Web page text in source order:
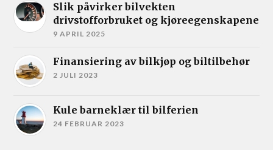
Slik påvirker bilvekten
drivstofforbruket og kjøreegenskapene
9 APRIL 2025
Finansiering av bilkjøp og biltilbehør
2 JULI 2023
Kule barneklær til bilferien
24 FEBRUAR 2023